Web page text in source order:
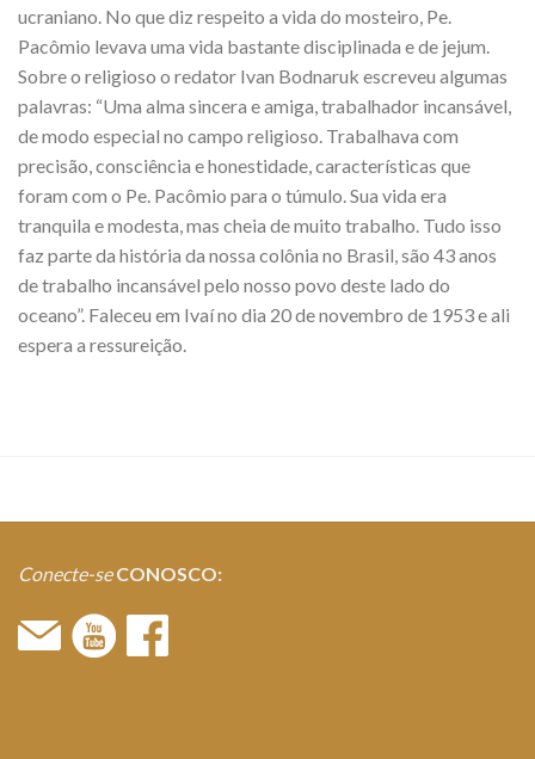
ucraniano. No que diz respeito a vida do mosteiro, Pe.
Pacômio levava uma vida bastante disciplinada e de jejum.
Sobre o religioso o redator Ivan Bodnaruk escreveu algumas
palavras: “Uma alma sincera e amiga, trabalhador incansável,
de modo especial no campo religioso. Trabalhava com
precisão, consciência e honestidade, características que
foram com o Pe. Pacômio para o túmulo. Sua vida era
tranquila e modesta, mas cheia de muito trabalho. Tudo isso
faz parte da história da nossa colônia no Brasil, são 43 anos
de trabalho incansável pelo nosso povo deste lado do
oceano”. Faleceu em Ivaí no dia 20 de novembro de 1953 e ali
espera a ressureição.
Conecte-se CONOSCO: